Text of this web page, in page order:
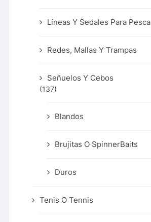
Líneas Y Sedales Para Pesca
Redes, Mallas Y Trampas
Señuelos Y Cebos
(137)
Blandos
Brujitas O SpinnerBaits
Duros
Tenis O Tennis